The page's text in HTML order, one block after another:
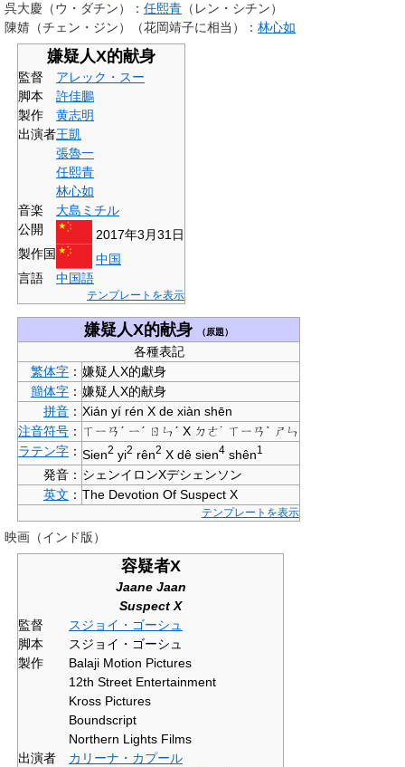
呉大慶（ウ・ダチン）： 任熙青 （レン・シチン）
陳婧（チェン・ジン）（花岡靖子に相当）： 林心如
嫌疑人X的献身
監督
アレック・スー
脚本
許佳鵬
製作
黄志明
出演者王凱
張魯一
任熙青
林心如
音楽
大島ミチル
公開
2017年3月31日
製作国
中国
言語
中国語
テンプレートを表示
嫌疑人X的献身 （原題）
各種表記
繁体字 ： 嫌疑人X的獻身
簡体字 ： 嫌疑人X的献身
拼音 ： Xián yí rén X de xiàn shēn
注音符号 ： ㄒㄧㄢˊ ㄧˊ ㄖㄣˊ X ㄉㄜ˙ ㄒㄧㄢˋ ㄕㄣ
ラテン字 ： Sien2 yi2 rên2 X dê sien4 shên1
発音： シェンイロンXデシェンソン
英文 ： The Devotion Of Suspect X
テンプレートを表示
映画（インド版）
容疑者X
Jaane Jaan
Suspect X
監督
スジョイ・ゴーシュ
脚本
スジョイ・ゴーシュ
製作
Balaji Motion Pictures
12th Street Entertainment
Kross Pictures
Boundscript
Northern Lights Films
出演者
カリーナ・カプール